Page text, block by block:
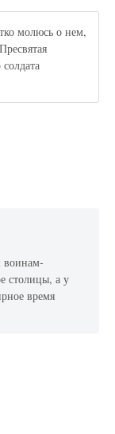
молюсь о нем,
столицы, а у
время